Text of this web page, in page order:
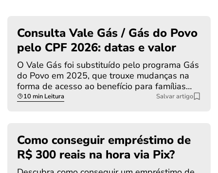
Consulta Vale Gás / Gás do Povo
pelo CPF 2026: datas e valor
O Vale Gás foi substituído pelo programa Gás
do Povo em 2025, que trouxe mudanças na
forma de acesso ao benefício para famílias…
10 min Leitura Salvar artigo
Como conseguir empréstimo de
R$ 300 reais na hora via Pix?